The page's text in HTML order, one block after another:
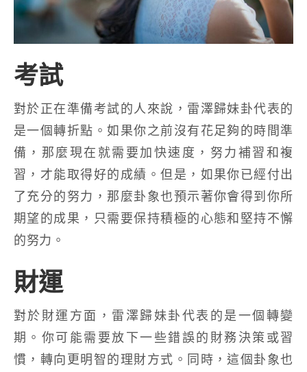
考試
對於正在準備考試的人來說，雷澤歸妹卦代表的
是一個轉折點。如果你之前沒有花足夠的時間準
備，那麼現在就需要加快速度，努力補習和複
習，才能取得好的成績。但是，如果你已經付出
了充分的努力，那麼卦象也預示著你會得到你所
期望的成果，只需要保持積極的心態和堅持不懈
的努力。
財運
對於財運方面，雷澤歸妹卦代表的是一個轉變
期。你可能需要放下一些錯誤的財務決策或習
慣，轉向更明智的理財方式。同時，這個卦象也